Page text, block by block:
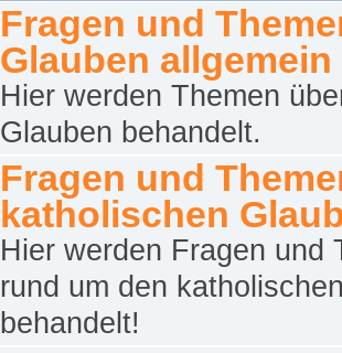
Fragen und
Glauben allgemein
Hier werden Themen
Glauben behandelt.
Fragen und
katholischen
Hier werden Fragen und
rund um den
behandelt!